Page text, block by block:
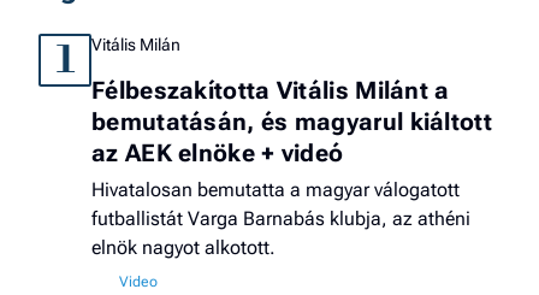
1 Vitális Milán
Félbeszakította Vitális Milánt a
bemutatásán, és magyarul kiáltott
az AEK elnöke + videó
Hivatalosan bemutatta a magyar válogatott
futballistát Varga Barnabás klubja, az athéni
elnök nagyot alkotott.